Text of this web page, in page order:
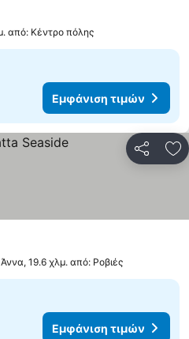
από: Κέντρο πόλης
Εμφάνιση τιμών
Άννα, 19.6 χλμ. από: Ροβιές
Εμφάνιση τιμών